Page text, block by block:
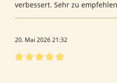
verbessert. Sehr zu
20. Mai 2026 21:32